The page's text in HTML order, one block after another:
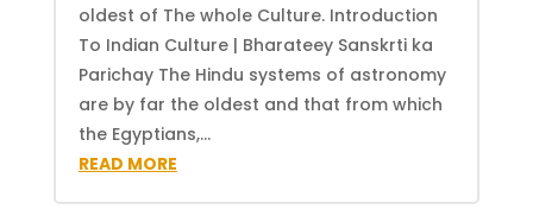
oldest of The whole Culture. Introduction
To Indian Culture | Bharateey Sanskrti ka
Parichay The Hindu systems of astronomy
are by far the oldest and that from which
the Egyptians,...
READ MORE